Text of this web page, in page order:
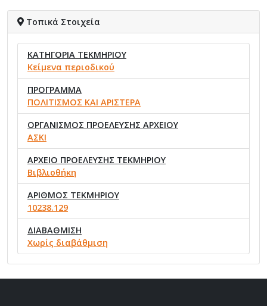
Τοπικά Στοιχεία
ΚΑΤΗΓΟΡΙΑ ΤΕΚΜΗΡΙΟΥ
Κείμενα περιοδικού
ΠΡΟΓΡΑΜΜΑ
ΠΟΛΙΤΙΣΜΟΣ ΚΑΙ ΑΡΙΣΤΕΡΑ
ΟΡΓΑΝΙΣΜΟΣ ΠΡΟΕΛΕΥΣΗΣ ΑΡΧΕΙΟΥ
ΑΣΚΙ
ΑΡΧΕΙΟ ΠΡΟΕΛΕΥΣΗΣ ΤΕΚΜΗΡΙΟΥ
Βιβλιοθήκη
ΑΡΙΘΜΟΣ ΤΕΚΜΗΡΙΟΥ
10238.129
ΔΙΑΒΑΘΜΙΣΗ
Χωρίς διαβάθμιση